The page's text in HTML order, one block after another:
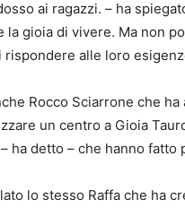
ai ragazzi. – ha
la gioia di vivere. Ma non
alle loro
Rocco Sciarrone che
un centro a Gioia
ha detto – che hanno fatto
lo stesso Raffa che ha